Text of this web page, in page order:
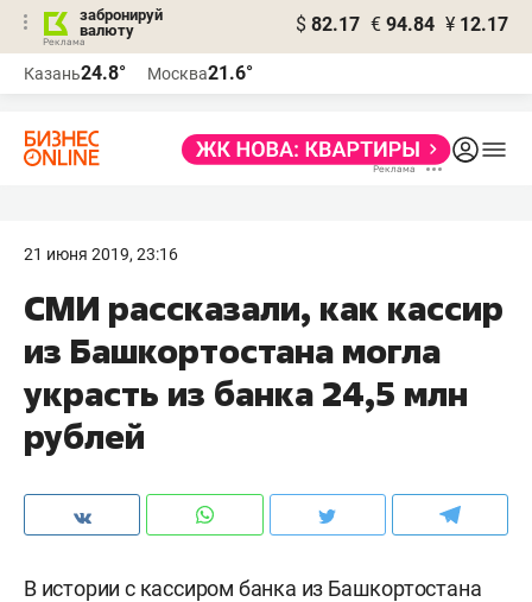
забронируй
валюту
$ 82.17 € 94.84 ¥ 12.17
Казань24.8° Москва21.6°
21 июня 2019, 23:16
​СМИ рассказали, как кассир
из Башкортостана могла
украсть из банка 24,5 млн
рублей
В истории с кассиром банка из Башкортостана